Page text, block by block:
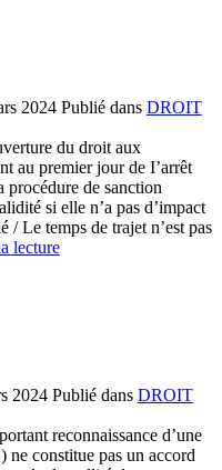
2024Publié dans DROIT
du droit aux
au premier jour de I’arrêt
de sanction
si elle n’a pas d’impact
/ Le temps de trajet n’est pas
lecture
2024Publié dans DROIT
reconnaissance d’une
ne constitue pas un accord